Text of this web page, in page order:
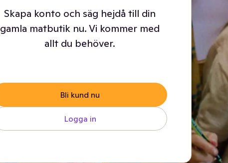
Skapa konto och säg hejdå till din
gamla matbutik nu. Vi kommer med
allt du behöver.
Bli kund nu
Logga in